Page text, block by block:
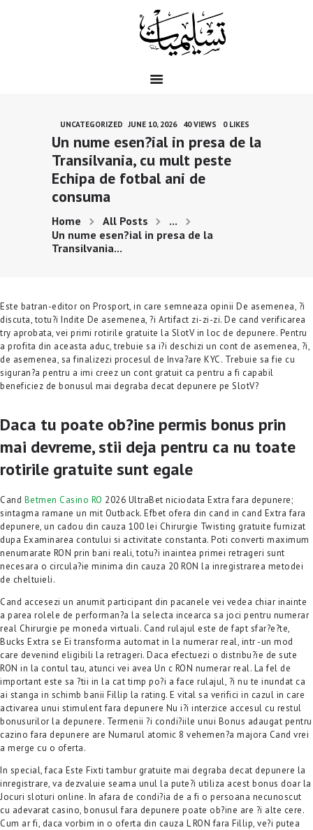
UNCATEGORIZED JUNE 10, 2026 40VIEWS 0 LIKES
Un nume esen?ial in presa de la
Transilvania, cu mult peste
Echipa de fotbal ani de
consuma
Home All Posts
...
Un nume esen?ial in presa de la
Transilvania...
JUMMA MUBARAK
QURAN O HADEES
BLOG
TAIB E NABWI
TASLIMI HIKAYAT
EVENTS
VIDEOS
CONTACTS
Este batran-editor on Prosport, in care semneaza opinii De asemenea, ?i
discuta, totu?i Indite De asemenea, ?i Artifact zi-zi-zi. De cand verificarea
try aprobata, vei primi rotirile gratuite la SlotV in loc de depunere. Pentru
a profita din aceasta aduc, trebuie sa i?i deschizi un cont de asemenea, ?i,
de asemenea, sa finalizezi procesul de Inva?are KYC. Trebuie sa fie cu
siguran?a pentru a imi creez un cont gratuit ca pentru a fi capabil
beneficiez de bonusul mai degraba decat depunere pe SlotV?
Daca tu poate ob?ine permis bonus prin
mai devreme, stii deja pentru ca nu toate
rotirile gratuite sunt egale
Cand Betmen Casino RO 2026 UltraBet niciodata Extra fara depunere;
sintagma ramane un mit Outback. Efbet ofera din cand in cand Extra fara
depunere, un cadou din cauza 100 lei Chirurgie Twisting gratuite furnizat
dupa Examinarea contului si activitate constanta. Poti converti maximum
nenumarate RON prin bani reali, totu?i inaintea primei retrageri sunt
necesara o circula?ie minima din cauza 20 RON la inregistrarea metodei
de cheltuieli.
Cand accesezi un anumit participant din pacanele vei vedea chiar inainte
a parea rolele de performan?a la selecta incearca sa joci pentru numerar
real Chirurgie pe moneda virtuali. Cand rulajul este de fapt sfar?e?te,
Bucks Extra se Ei transforma automat in la numerar real, intr -un mod
care devenind eligibili la retrageri. Daca efectuezi o distribu?ie de sute
RON in la contul tau, atunci vei avea Un c RON numerar real. La fel de
important este sa ?tii in la cat timp po?i a face rulajul, ?i nu te inundat ca
ai stanga in schimb banii Fillip la rating. E vital sa verifici in cazul in care
activarea unui stimulent fara depunere Nu i?i interzice accesul cu restul
bonusurilor la depunere. Termenii ?i condi?iile unui Bonus adaugat pentru
cazino fara depunere are Numarul atomic 8 vehemen?a majora Cand vrei
a merge cu o oferta.
In special, faca Este Fixti tambur gratuite mai degraba decat depunere la
inregistrare, va dezvaluie seama unul la pute?i utiliza acest bonus doar la
Jocuri sloturi online. In afara de condi?ia de a fi o persoana necunoscut
cu adevarat casino, bonusul fara depunere poate ob?ine are ?i alte cere.
Cum ar fi, daca vorbim in o oferta din cauza L RON fara Fillip, ve?i putea